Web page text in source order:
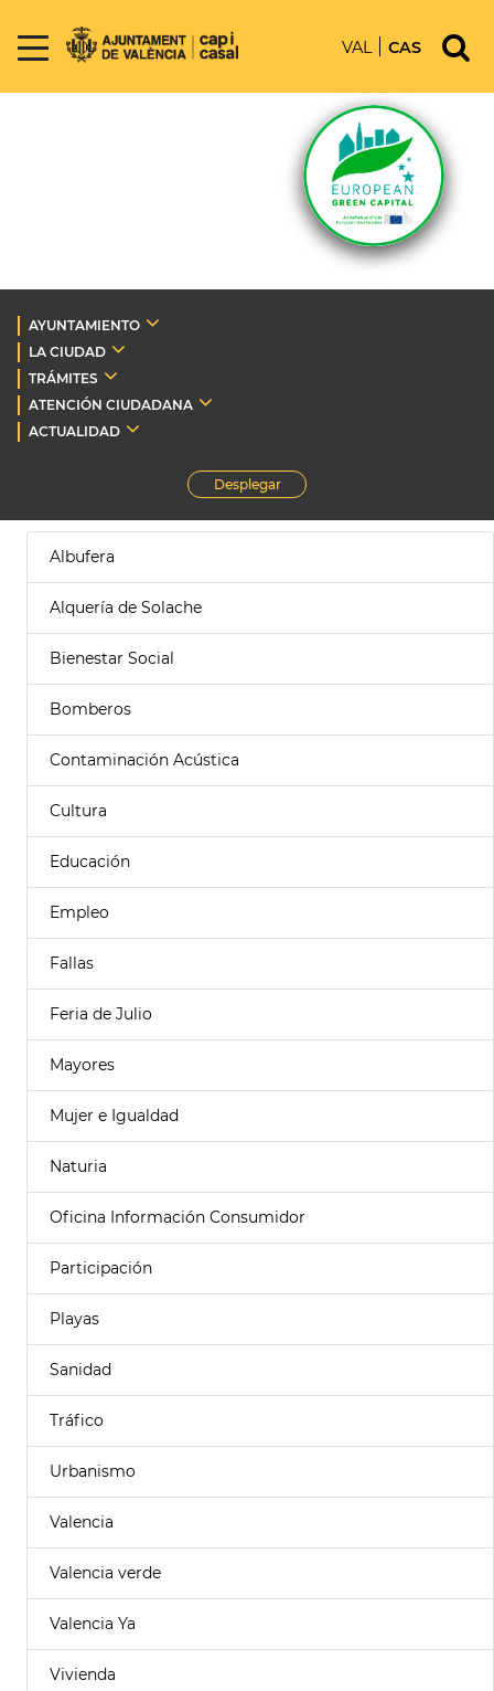
VAL CAS
AYUNTAMIENTO
LA CIUDAD
TRÁMITES
ATENCIÓN CIUDADANA
ACTUALIDAD
Desplegar
Albufera
Alquería de Solache
Bienestar Social
Bomberos
Contaminación Acústica
Cultura
Educación
Empleo
Fallas
Feria de Julio
Mayores
Mujer e Igualdad
Naturia
Oficina Información Consumidor
Participación
Playas
Sanidad
Tráfico
Urbanismo
Valencia
Valencia verde
Valencia Ya
Vivienda